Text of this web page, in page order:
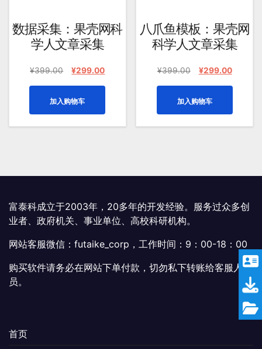
序
数据采集：果壳网科
学人文章采集
¥399.00
原
¥399.00。
¥299.00当
为：
¥299.00。
加入购物车
八爪鱼模板：果壳网
科学人文章采集
¥399.00
原
¥399.00。
¥299.00当
为：
加入购物车
富泰科成立于2003年，20多年的开发经验。服务过众多创
业者、政府机关、事业单位、高校科研机构。
网站客服微信：futaike_corp，工作时间：9：00-18：00
购买软件请务必在网站下单付款，切勿私下转账给客服人
员。
首页